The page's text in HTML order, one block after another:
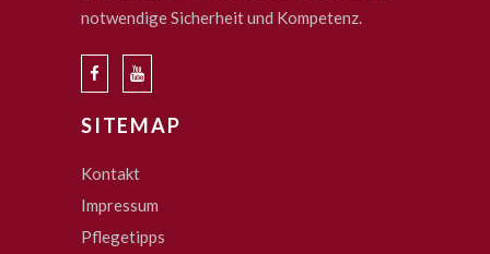
notwendige Sicherheit und Kompetenz.
SITEMAP
Kontakt
Impressum
Pflegetipps